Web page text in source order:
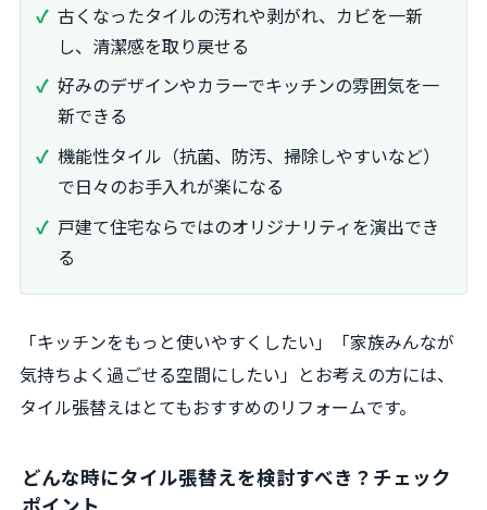
古くなったタイルの汚れや剥がれ、カビを一新
し、清潔感を取り戻せる
好みのデザインやカラーでキッチンの雰囲気を一
新できる
機能性タイル（抗菌、防汚、掃除しやすいなど）
で日々のお手入れが楽になる
戸建て住宅ならではのオリジナリティを演出でき
る
「キッチンをもっと使いやすくしたい」「家族みんなが
気持ちよく過ごせる空間にしたい」とお考えの方には、
タイル張替えはとてもおすすめのリフォームです。
どんな時にタイル張替えを検討すべき？チェック